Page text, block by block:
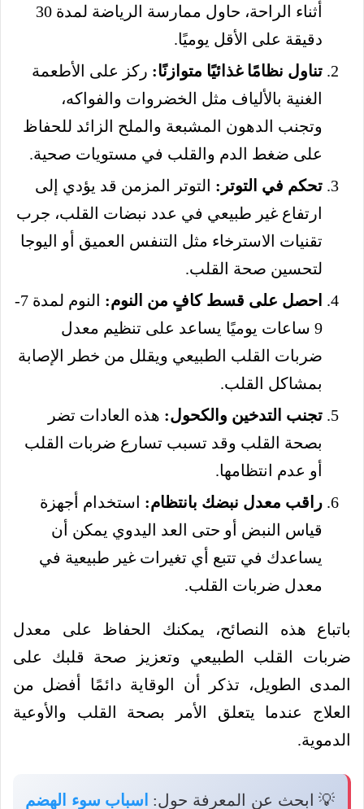
أثناء الراحة، حاول ممارسة الرياضة لمدة 30
دقيقة على الأقل يوميًا.
تناول نظامًا غذائيًا متوازنًا: ركز على الأطعمة
الغنية بالألياف مثل الخضروات والفواكه،
وتجنب الدهون المشبعة والملح الزائد للحفاظ
على ضغط الدم والقلب في مستويات صحية.
تحكم في التوتر: التوتر المزمن قد يؤدي إلى
ارتفاع غير طبيعي في عدد نبضات القلب، جرب
تقنيات الاسترخاء مثل التنفس العميق أو اليوجا
لتحسين صحة القلب.
احصل على قسط كافٍ من النوم:
النوم لمدة 7-
9 ساعات يوميًا يساعد على تنظيم معدل
ضربات القلب الطبيعي ويقلل من خطر الإصابة
بمشاكل القلب.
تجنب التدخين والكحول: هذه العادات تضر
بصحة القلب وقد تسبب تسارع ضربات القلب
أو عدم انتظامها.
راقب معدل نبضك بانتظام: استخدام أجهزة
قياس النبض أو حتى العد اليدوي يمكن أن
يساعدك في تتبع أي تغيرات غير طبيعية في
معدل ضربات القلب.
باتباع هذه النصائح، يمكنك الحفاظ على معدل
ضربات القلب الطبيعي وتعزيز صحة قلبك على
المدى الطويل، تذكر أن الوقاية دائمًا أفضل من
العلاج عندما يتعلق الأمر بصحة القلب والأوعية
الدموية.
💡 ابحث عن المعرفة حول: اسباب سوء الهضم